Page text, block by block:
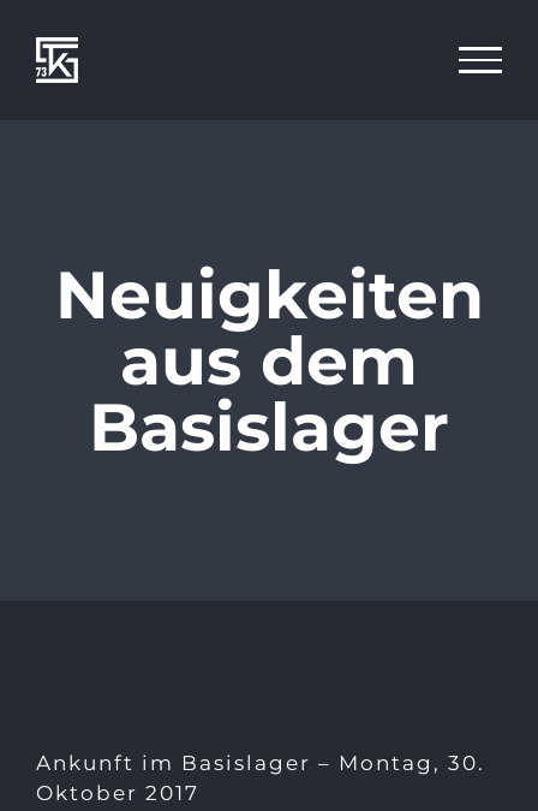
Inhalt
Neuigkeiten
aus dem
Basislager
Ankunft im Basislager – Montag, 30.
Oktober 2017